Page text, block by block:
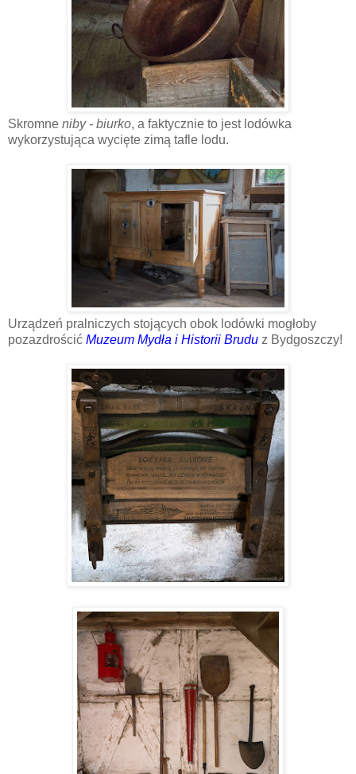
Skromne niby - biurko, a faktycznie to jest lodówka
wykorzystująca wycięte zimą tafle lodu.
Urządzeń pralniczych stojących obok lodówki mogłoby
pozazdrościć Muzeum Mydła i Historii Brudu z Bydgoszczy!